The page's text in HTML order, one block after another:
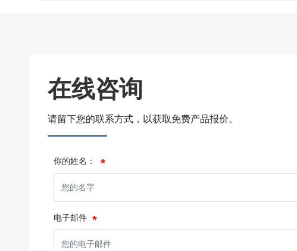
在线咨询
请留下您的联系方式，以获取免费产品报价。
你的姓名：
电子邮件